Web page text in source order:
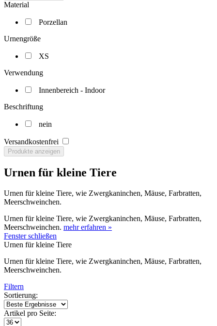
Material
Porzellan
Urnengröße
XS
Verwendung
Innenbereich - Indoor
Beschriftung
nein
Versandkostenfrei
Produkte anzeigen
Urnen für kleine Tiere
Urnen für kleine Tiere, wie Zwergkaninchen, Mäuse, Farbratten,
Meerschweinchen.
Urnen für kleine Tiere, wie Zwergkaninchen, Mäuse, Farbratten,
Meerschweinchen. mehr erfahren »
Fenster schließen
Urnen für kleine Tiere
Urnen für kleine Tiere, wie Zwergkaninchen, Mäuse, Farbratten,
Meerschweinchen.
Filtern
Sortierung:
Artikel pro Seite: